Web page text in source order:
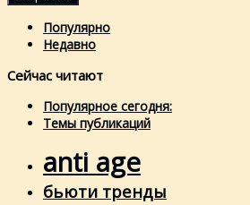
Популярно
Недавно
Сейчас читают
Популярное сегодня:
Темы публикаций
anti age
бьюти тренды